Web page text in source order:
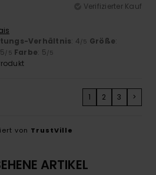
Verifizierter Kauf
Verhältnis: 4 /5 Größe:
/5 Farbe: 5 /5
1 2 3 >
von TrustVille
ARTIKEL